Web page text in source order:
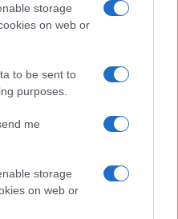
storage
on web or
to be sent to
purposes.
me
storage
on web or
is szorgalmazta,
os, majd a 2027-es
megállapodás, és
a következő
ragaszkodott
szerződéseket
mivelúj
a munkaerő
finanszírozás